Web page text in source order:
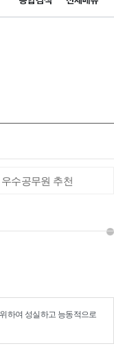
우수공무원 추천
하여 성실하고 능동적으로